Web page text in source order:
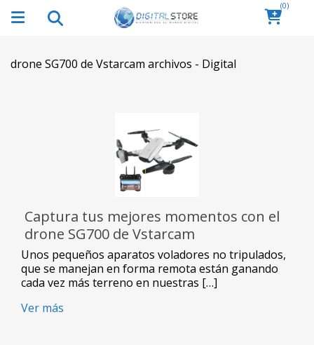
(0)
drone SG700 de Vstarcam archivos - Digital
Captura tus mejores momentos con el
drone SG700 de Vstarcam
Unos pequeños aparatos voladores no tripulados,
que se manejan en forma remota están ganando
cada vez más terreno en nuestras […]
Ver más